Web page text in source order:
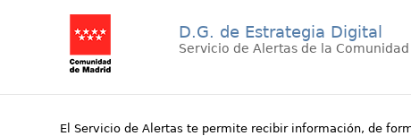
D.G. de Estrategia Digital
Servicio de Alertas de la
El Servicio de Alertas te permite recibir información, de